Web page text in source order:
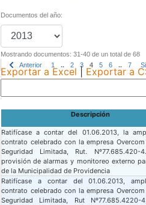
Documentos del año:
Mostrando documentos: 31-40 de un total de 68
Anterior
1 .. 2 3 4 5 6 .. 7
Exportar a Excel Exportar a
Descripción
Ratifícase a contar del 01.06.2013, la
contrato celebrado con la empresa
Seguridad Limitada, Rut.
provisión de alarmas y monitoreo externo
de la Municipalidad de Providencia
Ratifícase a contar del 01.06.2013,
contrato celebrado con la empresa
Seguridad Limitada, Rut